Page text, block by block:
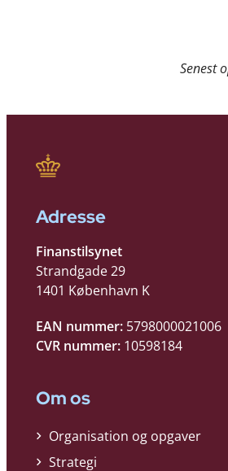
Senest
Adresse
Finanstilsynet
Strandgade 29
1401 København K
EAN nummer: 5798000021006
CVR nummer: 10598184
Om os
Organisation og opgaver
Strategi